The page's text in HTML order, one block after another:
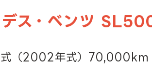
デス・ベンツ
式（2002年式）70,000km